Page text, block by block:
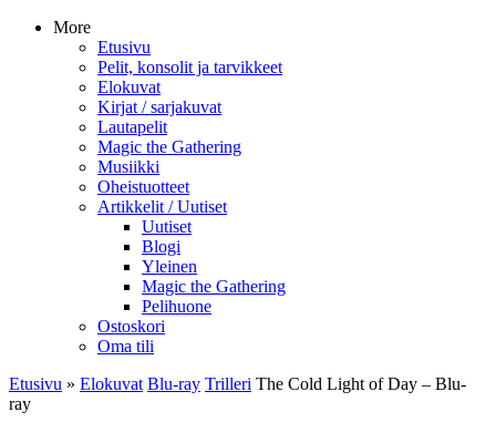
More
Etusivu
Pelit, konsolit ja tarvikkeet
Elokuvat
Kirjat / sarjakuvat
Lautapelit
Magic the Gathering
Musiikki
Oheistuotteet
Artikkelit / Uutiset
Uutiset
Blogi
Yleinen
Magic the Gathering
Pelihuone
Ostoskori
Oma tili
Etusivu » Elokuvat Blu-ray Trilleri The Cold Light of Day – Blu-
ray